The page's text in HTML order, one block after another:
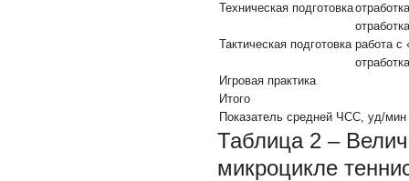
Техническая подготовка
Тактическая подготовка работа с
Игровая практика
Итого
Показатель средней ЧСС, уд/мин
Таблица 2 –
микроцикле